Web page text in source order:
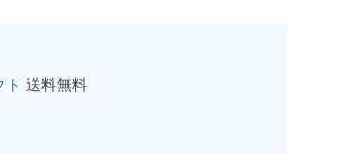
ト 送料無料